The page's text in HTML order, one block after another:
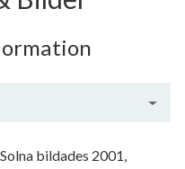
bildades 2001,